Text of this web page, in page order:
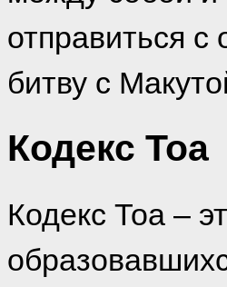
отправиться
битву с
Кодекс Тоа
Кодекс Тоа –